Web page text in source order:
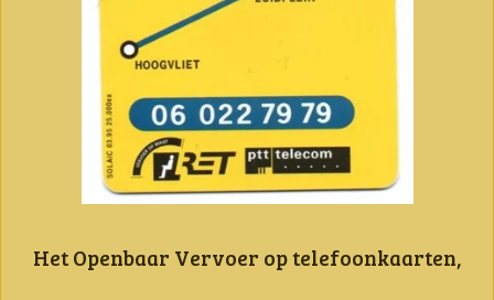
Het Openbaar Vervoer op telefoonkaarten,